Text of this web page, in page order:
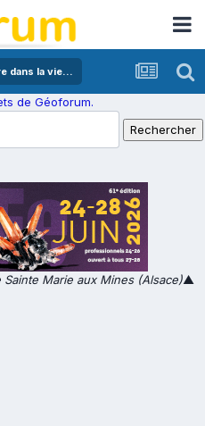
dans la vie...
de Géoforum.
Marie aux Mines (Alsace)▲